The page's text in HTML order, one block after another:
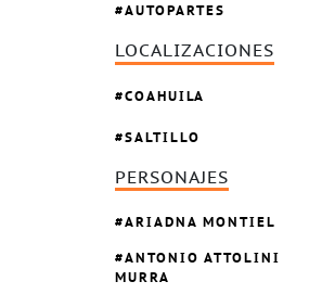
AUTOPARTES
LOCALIZACIONES
COAHUILA
SALTILLO
PERSONAJES
ARIADNA MONTIEL
ANTONIO ATTOLINI
MURRA